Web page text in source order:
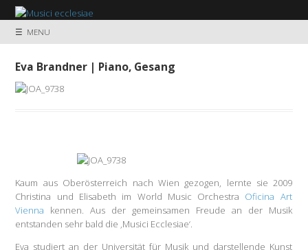
☰ MENU
Eva Brandner | Piano, Gesang
Kaum aus Oberösterreich nach Wien gezogen, lernte sie 2009
Christina und Elisabeth im World Music Orchestra Oficina Art
Vienna kennen. Aus der gemeinsamen Freude an der Musik
entstanden sehr bald die ‚Musici Ecclesiae‘.
Eva studiert an der Universität für Musik und darstellende Kunst